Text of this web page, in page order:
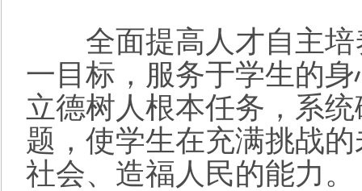
全面提高人才自主培
一目标，服务于学生的
立德树人根本任务，系
题，使学生在充满挑战
社会、造福人民的能力。